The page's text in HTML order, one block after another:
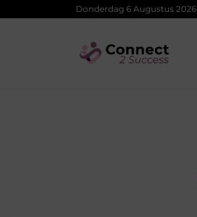
Donderdag 6 Augustus 2026